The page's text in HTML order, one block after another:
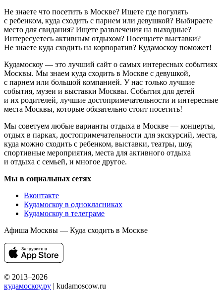
Не знаете что посетить в Москве? Ищете где погулять
с ребенком, куда сходить с парнем или девушкой? Выбираете
место для свидания? Ищете развлечения на выходные?
Интересуетесь активным отдыхом? Посещаете выставки?
Не знаете куда сходить на корпоратив? Кудамоскоу поможет!
Кудамоскоу — это лучший сайт о самых интересных событиях
Москвы. Мы знаем куда сходить в Москве с девушкой,
с парнем или большой компанией. У нас только лучшие
события, музеи и выставки Москвы. События для детей
и их родителей, лучшие достопримечательности и интересные
места Москвы, которые обязательно стоит посетить!
Мы советуем любые варианты отдыха в Москве — концерты,
отдых в парках, достопримечательности для экскурсий, места,
куда можно сходить с ребенком, выставки, театры, шоу,
спортивные мероприятия, места для активного отдыха
и отдыха с семьей, и многое другое.
Мы в социальных сетях
Вконтакте
Кудамоскоу в однокласниках
Кудамоскоу в телеграме
Афиша Москвы — Куда сходить в Москве
© 2013–2026
кудамоскоу.ру | kudamoscow.ru